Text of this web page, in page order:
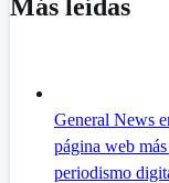
Más leídas
General News
página web
periodismo